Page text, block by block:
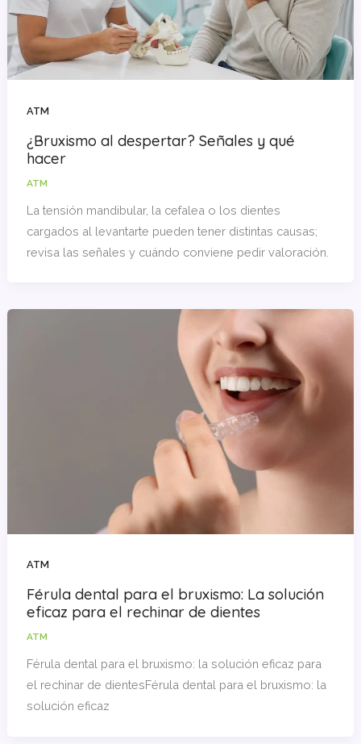
ATM
¿Bruxismo al despertar? Señales y qué
hacer
ATM
La tensión mandibular, la cefalea o los dientes
cargados al levantarte pueden tener distintas causas;
revisa las señales y cuándo conviene pedir valoración.
ATM
Férula dental para el bruxismo: La solución
eficaz para el rechinar de dientes
ATM
Férula dental para el bruxismo: la solución eficaz para
el rechinar de dientesFérula dental para el bruxismo: la
solución eficaz